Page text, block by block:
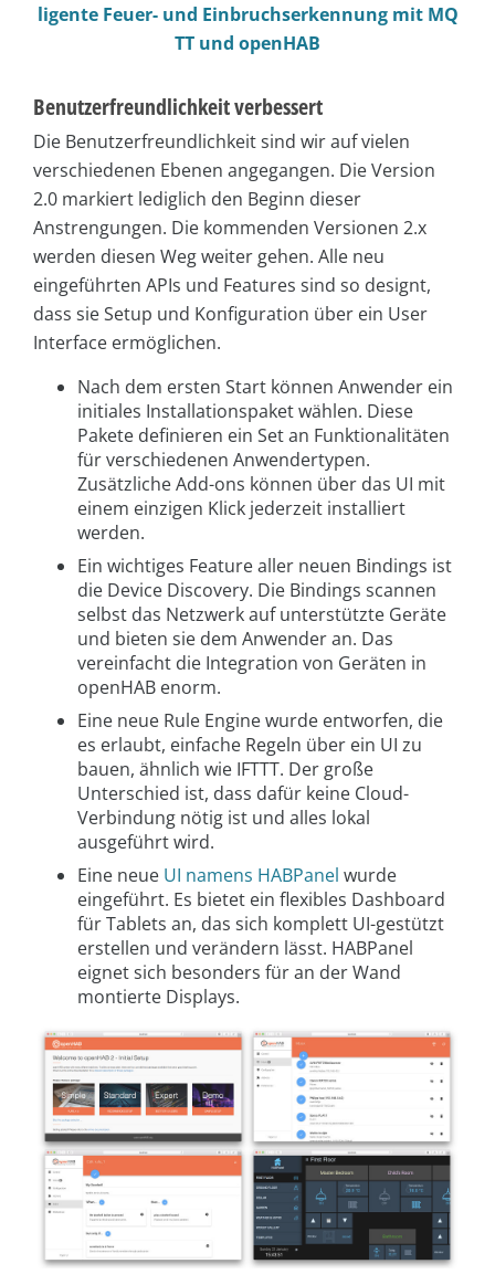
ligente Feuer- und Einbruchserkennung mit MQ
TT und openHAB
Benutzerfreundlichkeit verbessert
Die Benutzerfreundlichkeit sind wir auf vielen
verschiedenen Ebenen angegangen. Die Version
2.0 markiert lediglich den Beginn dieser
Anstrengungen. Die kommenden Versionen 2.x
werden diesen Weg weiter gehen. Alle neu
eingeführten APIs und Features sind so designt,
dass sie Setup und Konfiguration über ein User
Interface ermöglichen.
Nach dem ersten Start können Anwender ein
initiales Installationspaket wählen. Diese
Pakete definieren ein Set an Funktionalitäten
für verschiedenen Anwendertypen.
Zusätzliche Add-ons können über das UI mit
einem einzigen Klick jederzeit installiert
werden.
Ein wichtiges Feature aller neuen Bindings ist
die Device Discovery. Die Bindings scannen
selbst das Netzwerk auf unterstützte Geräte
und bieten sie dem Anwender an. Das
vereinfacht die Integration von Geräten in
openHAB enorm.
Eine neue Rule Engine wurde entworfen, die
es erlaubt, einfache Regeln über ein UI zu
bauen, ähnlich wie IFTTT. Der große
Unterschied ist, dass dafür keine Cloud-
Verbindung nötig ist und alles lokal
ausgeführt wird.
Eine neue UI namens HABPanel wurde
eingeführt. Es bietet ein flexibles Dashboard
für Tablets an, das sich komplett UI-gestützt
erstellen und verändern lässt. HABPanel
eignet sich besonders für an der Wand
montierte Displays.